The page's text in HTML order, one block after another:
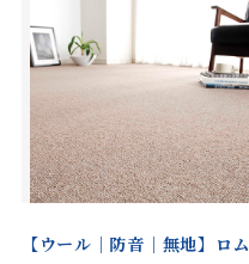
【ウール｜防音｜無地】ロム